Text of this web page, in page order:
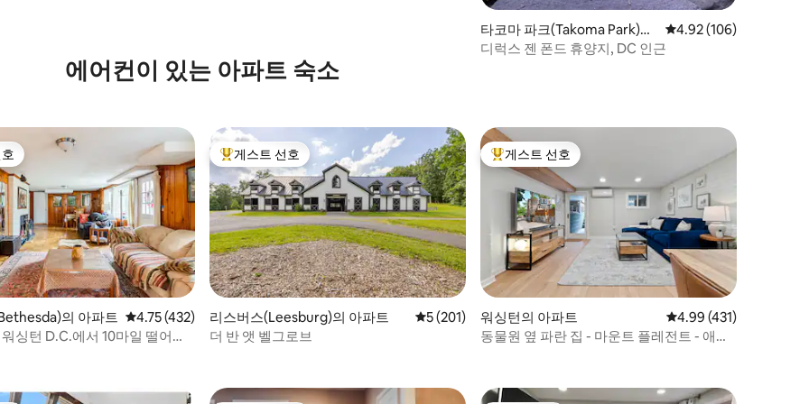
타코마 파크(Takoma Park)의
집
평점 4.92점(5점 만점),
4.92 (106)
디럭스 젠 폰드 휴양지, DC 인근
에어컨이 있는 아파트 숙소
349개
의 아파트 평점 4.75점(5점 만점), 후기 432개
4.75 (432)
싱턴 D.C.에서 10마일 떨어진
상위 게스트 선호
게스트 선호
리스버스(Leesburg)의 아파트 평점 5점(5점 만점), 후기 201개
5 (201)
더 반 앳 벨그로브
상위 게스트 선호
게스트 선호
워싱턴의 아파트 평점 4.99점(5점 만점),
4.99 (431)
동물원 옆 파란 집 - 마운트 플레전트 - 애드